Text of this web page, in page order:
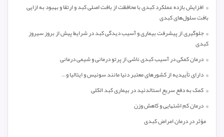
افزایش بازده عملکرد کبدی با محافظت از بافت اصلی کبد و ارتقا و بهبود به ازایی
بافت سلول‌های کبدی
جلوگیری از پیشرفت بیماری و آسیب دیدگی کبد در شرایط پیش از بروز سیروز
کبدی
درمان کمکی در آسیب کبدی ناشی از پرتو درمانی و شیمی درمانی
دارای تأییدیه از کشورهای معتبر دنیا مانند سوئیس و ایتالیا و…
کمک به دفع سریع استالدئید در بیماری کبد الکلی
درمان کم اشتهایی و کاهش وزن
مؤثر در درمان امراض کبدی